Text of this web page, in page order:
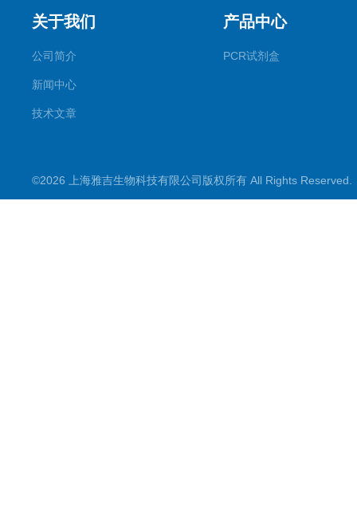
关于我们
公司简介
新闻中心
技术文章
产品中心
PCR试剂盒
©2026 上海雅吉生物科技有限公司版权所有 All Rights